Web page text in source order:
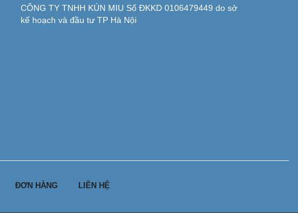
CÔNG TY TNHH KÚN MIU Số ĐKKD 0106479449 do sở
kế hoạch và đầu tư TP Hà Nội
ĐƠN HÀNG LIÊN HỆ